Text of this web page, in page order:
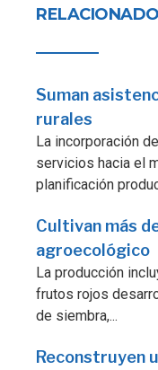
Suman
rurales
La incorporación
servicios hacia el
planificación
Cultivan más
agroecológico
La producción
frutos rojos
de siembra,...
Reconstruyen